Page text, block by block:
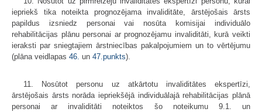
iepriekš tika noteikta prognozējama invaliditāte, ārstējošais ārsts
papildus izsniedz personai vai nosūta komisijai individuālo
rehabilitācijas plānu personai ar prognozējamu invaliditāti, kurā veikti
ieraksti par sniegtajiem ārstniecības pakalpojumiem un to vērtējumu
(plāna veidlapas 46. un 47.punkts).
11. Nosūtot personu uz atkārtotu invaliditātes ekspertīzi,
ārstējošais ārsts norāda iepriekšējā individuālajā rehabilitācijas plānā
personai ar invaliditāti noteiktos šo noteikumu 9.1. un